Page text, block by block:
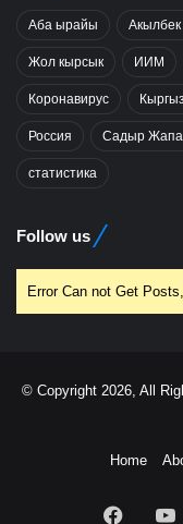
Аба ырайы
Жол кырсык ИИМ
Коронавирус
Россия Садыр
статистика
Follow us
Error Can not Get
© Copyright 2026, All
Home